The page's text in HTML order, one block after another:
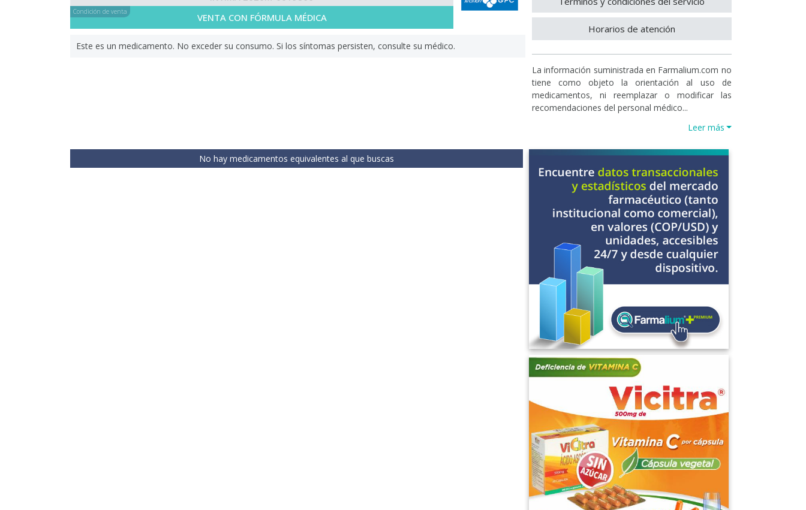
Condición de venta VENTA CON FÓRMULA MÉDICA
Este es un medicamento. No exceder su consumo. Si los síntomas persisten, consulte su médico.
Horarios de atención
La información suministrada en Farmalium.com no
tiene como objeto la orientación al uso de
medicamentos, ni reemplazar o modificar las
recomendaciones del personal médico...
Leer más
No hay medicamentos equivalentes al que buscas